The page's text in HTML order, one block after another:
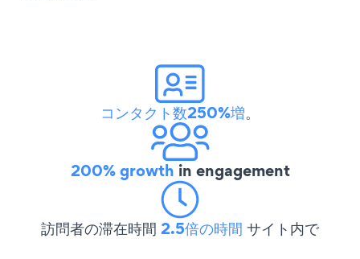
コンタクト数250%増。
200% growth in engagement
訪問者の滞在時間 2.5倍の時間 サイト内で